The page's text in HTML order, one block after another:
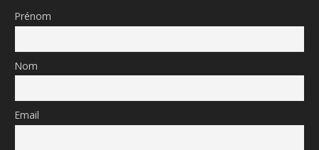
Prénom
Nom
Email